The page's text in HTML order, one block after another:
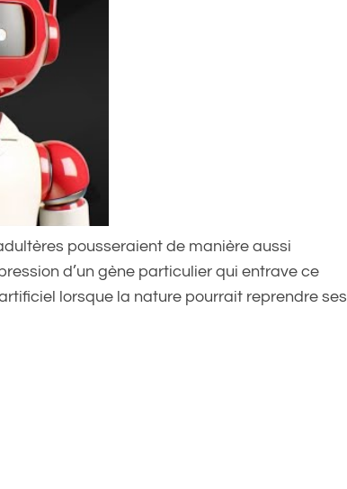
pousseraient de manière aussi
d’un gène particulier qui entrave ce
lorsque la nature pourrait reprendre ses